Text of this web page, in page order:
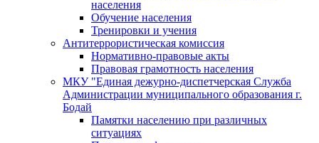
населения
Обучение населения
Тренировки и учения
Антитеррористическая комиссия
Нормативно-правовые акты
Правовая грамотность населения
МКУ "Единая дежурно-диспетчерская Служба
Администрации муниципального образования г.
Бодай
Памятки населению при различных
ситуациях